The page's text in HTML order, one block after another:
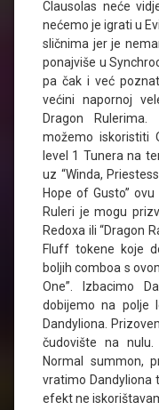
Clausolas neće
nećemo je igrati u
sličnima jer je
ponajviše u
pa čak i već
većini napornoj
Dragon Rulerima.
možemo iskoristiti
level 1 Tunera na
uz “Winda,
Hope of Gusto”
Ruleri je mogu
Redoxa ili “Dragon
Fluff tokene koje
boljih comboa s
One”. Izbacimo
dobijemo na polje
Dandyliona.
čudovište na
Normal summon,
vratimo Dandyliona
efekt ne